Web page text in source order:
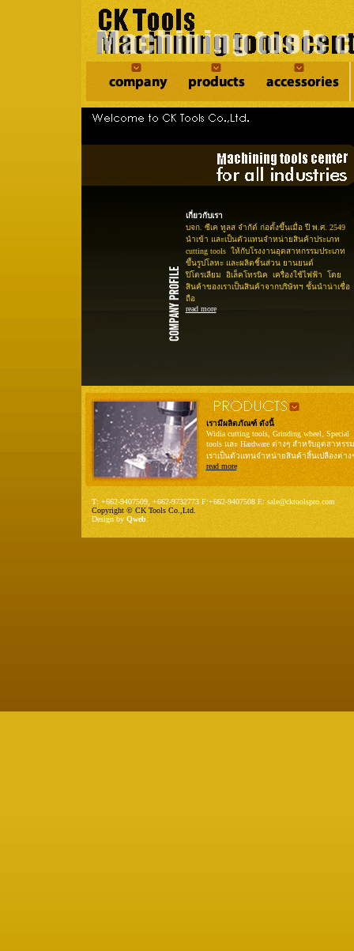
เกี่ยวกับเรา
บจก. ซีเค ทูลส จำกัด์ ก่อตั้งขึ้นเมื่อ ปี พ.ศ. 2549
นำเข้า และเป็นตัวแทนจำหน่ายสินค้าประเภท
cutting tools ให้กับโรงงานอุตสาหกรรมประเภท
ขึ้นรูปโลหะ และผลิตชิ้นส่วน ยานยนต์
ปิโตรเลียม อิเล็คโทรนิค เครื่องใช้ไฟฟ้า โดย
สินค้าของเราเป็นสินค้าจากบริษัทฯ ชั้นนำน่าเชื่อ
ถือ
read more
เรามีผลิตภัณฑ์ ดังนี้
Widia cutting tools, Grinding wheel, Special
tools และ Hardware ต่างๆ สำหรับอุตสาหรรม
เราเป็นตัวแทนจำหน่ายสินค้าสิ้นเปลืองต่าง
read more
T: +662-9407509, +662-9732773 F:+662-9407508 E: sale@cktoolspro.com
Copyright © CK Tools Co.,Ltd.
Design by Qweb.